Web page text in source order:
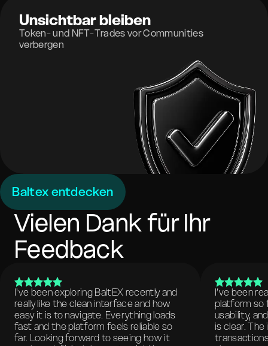
Unsichtbar bleiben
Token- und NFT-Trades vor Communities
verbergen
Baltex entdecken
Vielen Dank für Ihr
Feedback
I've been exploring BaltEX recently and
really like the clean interface and how
easy it is to navigate. Everything loads
fast and the platform feels reliable so
far. Looking forward to seeing how it
I’ve been
platform so
usability,
is clear.